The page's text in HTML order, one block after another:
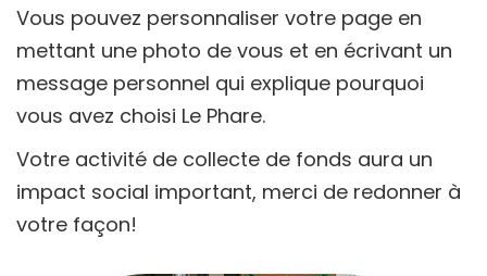
Vous pouvez personnaliser votre page en
mettant une photo de vous et en écrivant un
message personnel qui explique pourquoi
vous avez choisi Le Phare.
Votre activité de collecte de fonds aura un
impact social important, merci de redonner à
votre façon!